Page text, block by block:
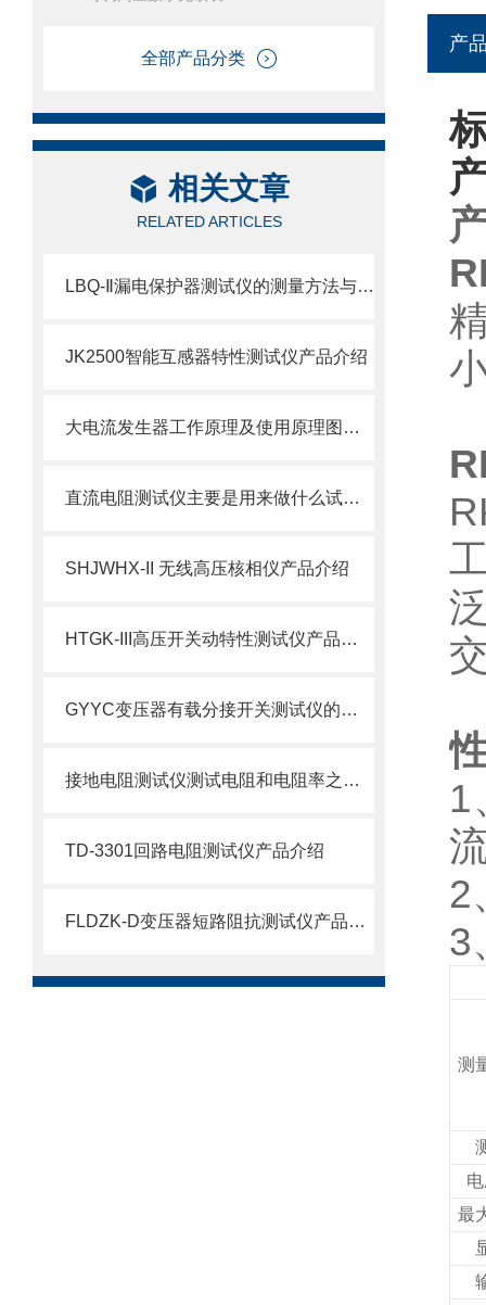
全部产品分类
相关文章
RELATED ARTICLES
LBQ-Ⅱ漏电保护器测试仪的测量方法与步骤：
JK2500智能互感器特性测试仪产品介绍
大电流发生器工作原理及使用原理图详解
直流电阻测试仪主要是用来做什么试验的？
SHJWHX-II 无线高压核相仪产品介绍
HTGK-III高压开关动特性测试仪产品介绍
GYYC变压器有载分接开关测试仪的特点及技术参数
接地电阻测试仪测试电阻和电阻率之间的差异
TD-3301回路电阻测试仪产品介绍
FLDZK-D变压器短路阻抗测试仪产品介绍
产
1
2
3
测
最